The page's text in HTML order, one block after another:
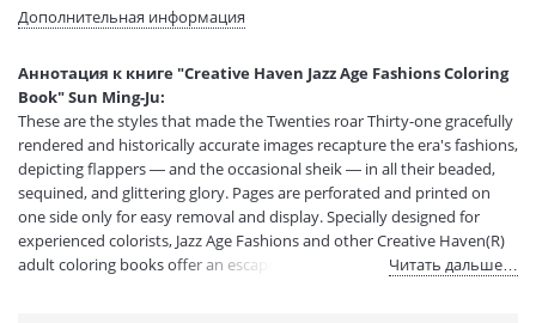
Вес:
1 гр.
Код товара:
50084561
Артикул:
13017857
ISBN:
9780486810492
В продаже с:
12.01.2024
Дополнительная информация
Аннотация к книге "Creative Haven Jazz Age Fashions Coloring
Book" Sun Ming-Ju:
These are the styles that made the Twenties roar Thirty-one gracefully
rendered and historically accurate images recapture the era's fashions,
depicting flappers ― and the occasional sheik ― in all their beaded,
sequined, and glittering glory. Pages are perforated and printed on
one side only for easy removal and display. Specially designed for
experienced colorists, Jazz Age Fashions and other Creative Haven(R)
adult coloring books offer an escape to a world of inspiration and
Читать дальше…